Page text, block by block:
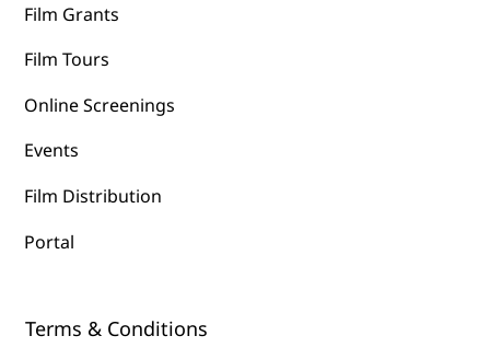
Terms & Conditions
Film Grants
Film Tours
Online Screenings
Events
Film Distribution
Portal